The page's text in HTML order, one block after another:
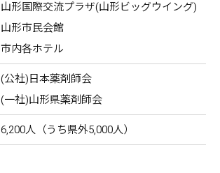
山形国際交流プラザ(山形ビッグウイング)
山形市民会館
市内各ホテル
(公社)日本薬剤師会
(一社)山形県薬剤師会
6,200人（うち県外5,000人）